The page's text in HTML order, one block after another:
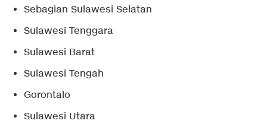
Sebagian Sulawesi Selatan
Sulawesi Tenggara
Sulawesi Barat
Sulawesi Tengah
Gorontalo
Sulawesi Utara